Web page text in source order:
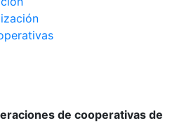
de cooperativas de